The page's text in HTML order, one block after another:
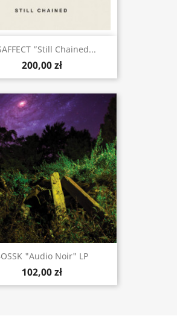
”Still Chained...
200,00 zł
"Audio Noir" LP
102,00 zł